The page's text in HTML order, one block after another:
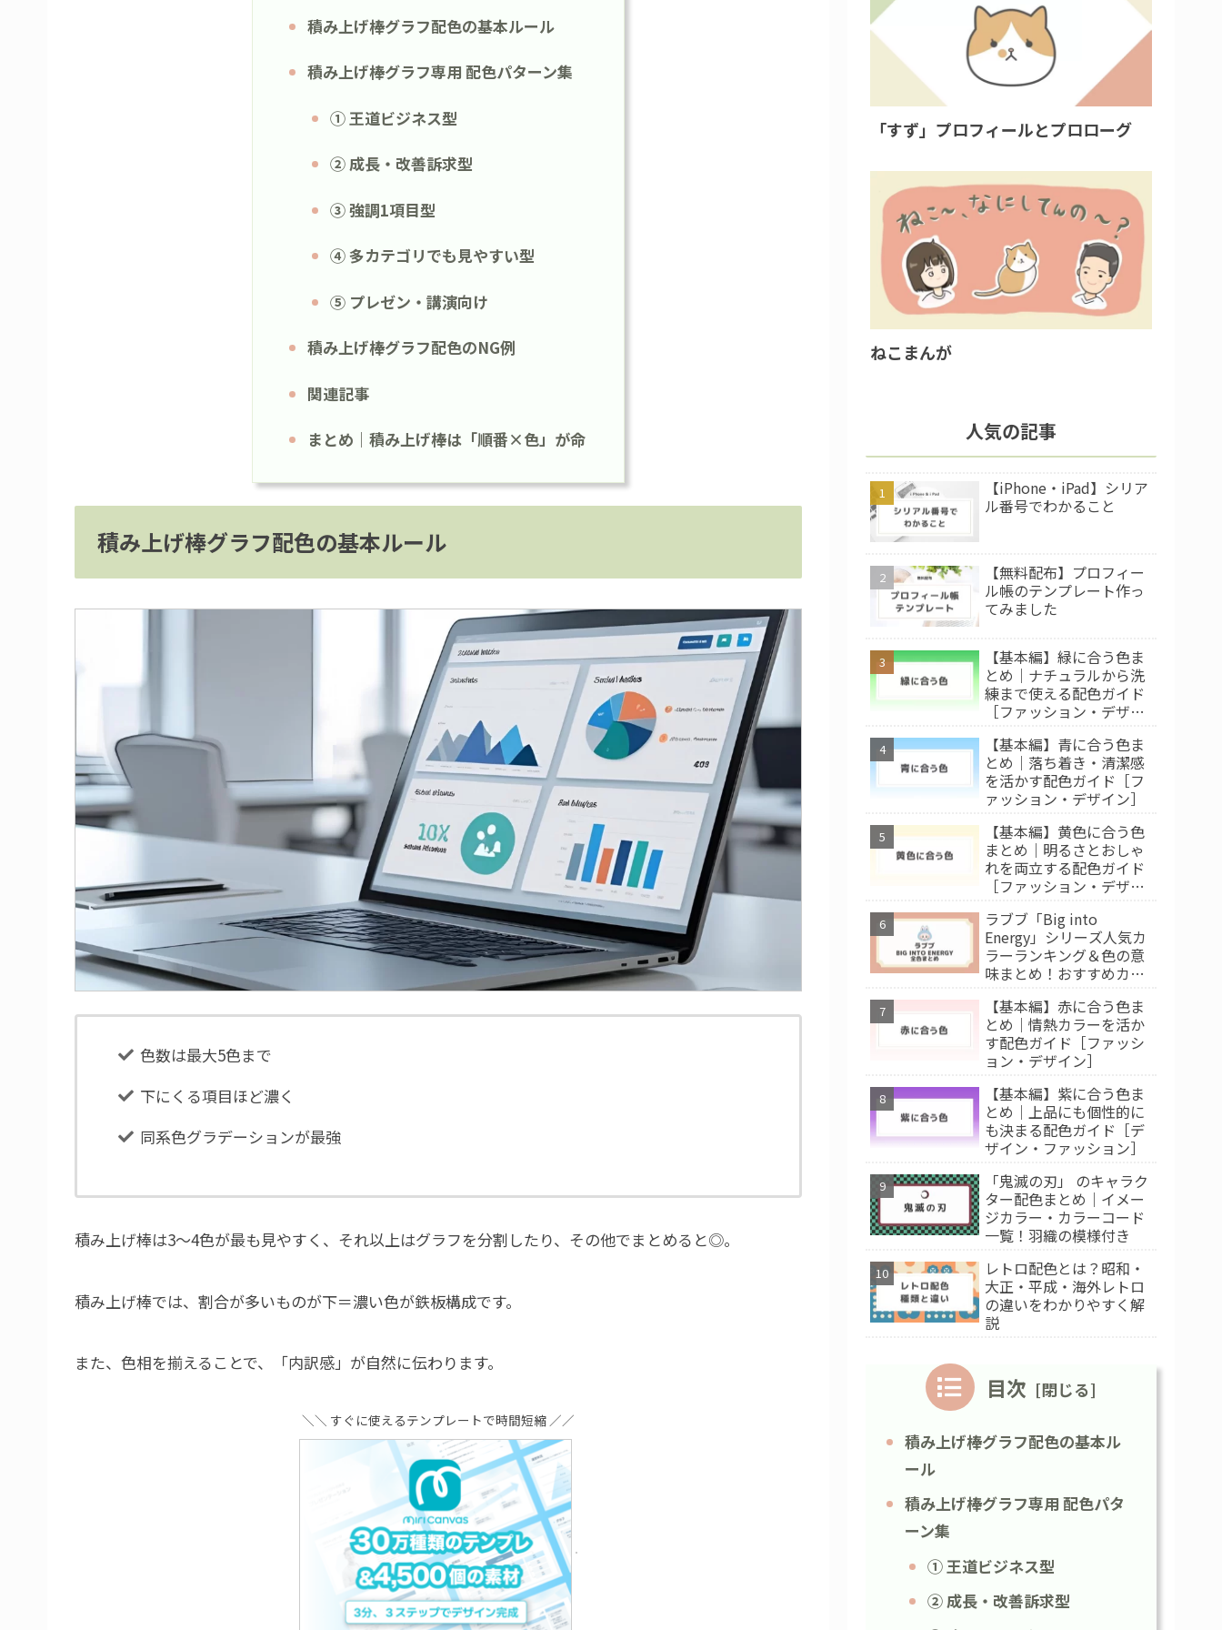
積み上げ棒グラフ配色の基本ルール
積み上げ棒グラフ専用 配色パターン集
① 王道ビジネス型
② 成長・改善訴求型
③ 強調1項目型
④ 多カテゴリでも見やすい型
⑤ プレゼン・講演向け
積み上げ棒グラフ配色のNG例
関連記事
まとめ｜積み上げ棒は「順番×色」が命
積み上げ棒グラフ配色の基本ルール
色数は最大5色まで
下にくる項目ほど濃く
同系色グラデーションが最強
積み上げ棒は3〜4色が最も見やすく、それ以上はグラフを分割したり、その他でまとめると◎。
積み上げ棒では、割合が多いものが下＝濃い色が鉄板構成です。
また、色相を揃えることで、「内訳感」が自然に伝わります。
＼＼ すぐに使えるテンプレートで時間短縮 ／／
「すず」プロフィールとプロローグ
ねこまんが
人気の記事
【iPhone・iPad】シリア
ル番号でわかること
【無料配布】プロフィー
ル帳のテンプレート作っ
てみました
【基本編】緑に合う色ま
とめ｜ナチュラルから洗
練まで使える配色ガイド
［ファッション・デザイ
【基本編】青に合う色ま
とめ｜落ち着き・清潔感
を活かす配色ガイド［フ
ァッション・デザイン］
【基本編】黄色に合う色
まとめ｜明るさとおしゃ
れを両立する配色ガイド
［ファッション・デザイ
ラブブ「Big into
Energy」シリーズ人気カ
ラーランキング＆色の意
味まとめ！おすすめカラ
【基本編】赤に合う色ま
とめ｜情熱カラーを活か
す配色ガイド［ファッシ
ョン・デザイン］
【基本編】紫に合う色ま
とめ｜上品にも個性的に
も決まる配色ガイド［デ
ザイン・ファッション］
「鬼滅の刃」 のキャラク
ター配色まとめ｜イメー
ジカラー・カラーコード
一覧！羽織の模様付き
レトロ配色とは？昭和・
大正・平成・海外レトロ
の違いをわかりやすく解
説
目次
積み上げ棒グラフ配色の基本ル
ール
積み上げ棒グラフ専用 配色パタ
ーン集
① 王道ビジネス型
② 成長・改善訴求型